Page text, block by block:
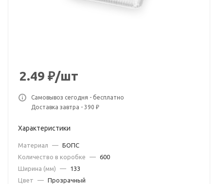
2.49 ₽/шт
Самовывоз сегодня - бесплатно
Доставка завтра - 390 ₽
Характеристики
Материал — БОПС
Количество в коробке
— 600
Ширина (мм)
—
133
Цвет
— Прозрачный